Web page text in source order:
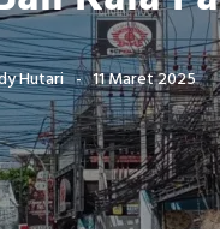
Hutari 11 Maret 2025